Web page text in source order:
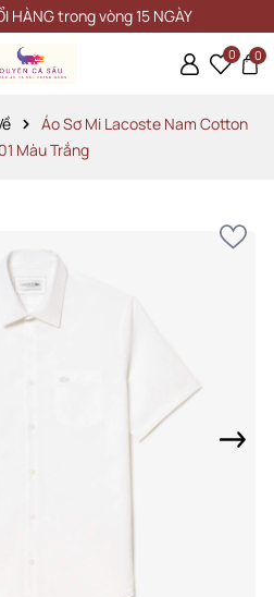
trong vòng 15 NGÀY
0 0
Áo Sơ Mi Lacoste Nam Cotton
Màu Trắng